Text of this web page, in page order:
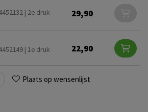
| 2e druk
29,90
| 1e druk
22,90
Plaats op wensenlijst